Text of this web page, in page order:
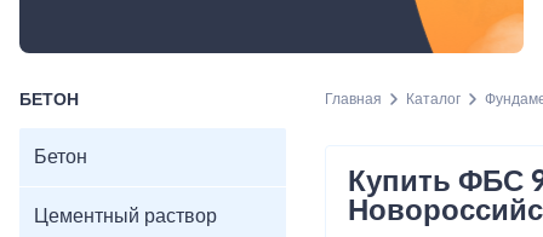
БЕТОН
Бетон
Цементный раствор
Главная Каталог
Купить ФБС